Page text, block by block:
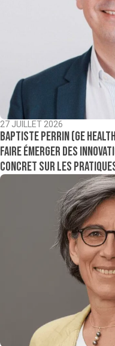
27 JUILLET 2026
Baptiste Perrin (GE
faire émerger des
concret sur les